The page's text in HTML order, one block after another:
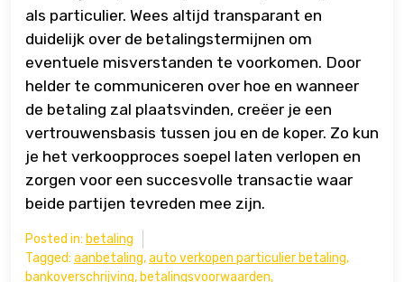
als particulier. Wees altijd transparant en
duidelijk over de betalingstermijnen om
eventuele misverstanden te voorkomen. Door
helder te communiceren over hoe en wanneer
de betaling zal plaatsvinden, creëer je een
vertrouwensbasis tussen jou en de koper. Zo kun
je het verkoopproces soepel laten verlopen en
zorgen voor een succesvolle transactie waar
beide partijen tevreden mee zijn.
Posted in: betaling
Tagged: aanbetaling,auto verkopen particulier betaling,
bankoverschrijving, betalingsvoorwaarden,